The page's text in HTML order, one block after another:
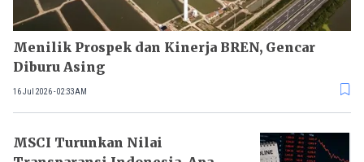
Menilik Prospek dan Kinerja BREN, Gencar
Diburu Asing
16 Jul 2026 - 02:33AM
MSCI Turunkan Nilai